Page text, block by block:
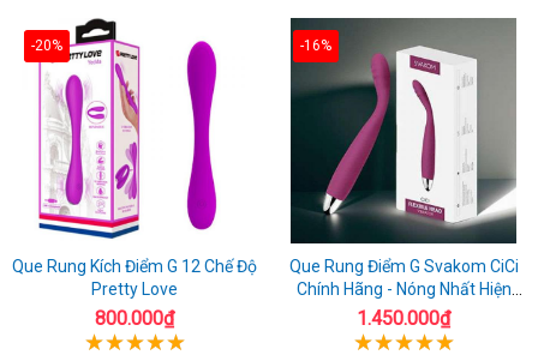
-20%
Que Rung Kích Điểm G 12 Chế Độ
Pretty Love
800.000₫
-16%
Que Rung Điểm G Svakom CiCi
Chính Hãng - Nóng Nhất Hiện
Nay
1.450.000₫